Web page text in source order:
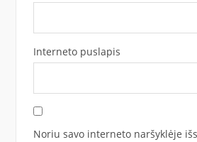
Interneto puslapis
Noriu savo interneto naršyklėje